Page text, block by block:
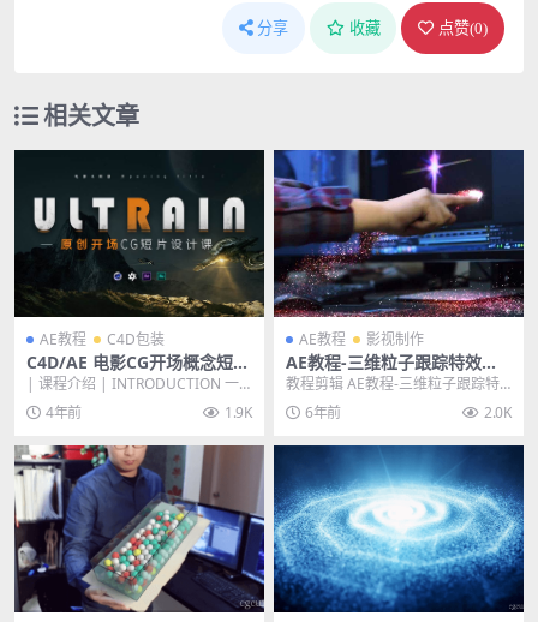
分享 收藏 点赞(0)
相关文章
AE教程 C4D包装
C4D/AE 电影CG开场概念短片
《Ultrain-超脑》短片创作教
程课
| 课程介绍 | INTRODUCTION 一
颗裸露的大脑，驾驶着超文明飞船
逃离...4年前 1.9K
AE教程 影视制作
AE教程-三维粒子跟踪特效高
级实用技法教程
教程剪辑 AE教程-三维粒子跟踪特
效高级实用技法教程 这一期我们来
讲解一下ae的...
6年前 2.0K